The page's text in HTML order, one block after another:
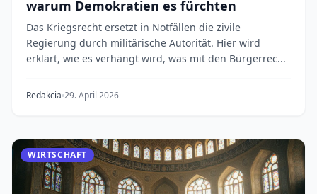
warum Demokratien es fürchten
Das Kriegsrecht ersetzt in Notfällen die zivile
Regierung durch militärische Autorität. Hier wird
erklärt, wie es verhängt wird, was mit den Bürgerrec...
Redakcia 29. April 2026
WIRTSCHAFT